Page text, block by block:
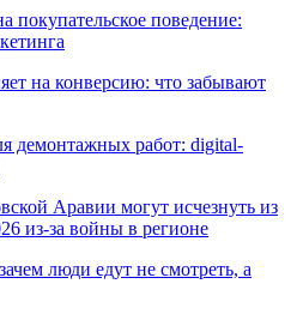
покупательское поведение:
на конверсию: что забывают
демонтажных работ: digital-
Аравии могут исчезнуть из
из-за войны в регионе
люди едут не смотреть, а